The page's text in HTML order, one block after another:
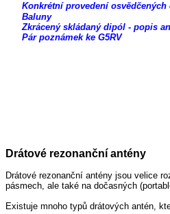
Konkrétní provedení osvědčených
Baluny
Zkrácený skládaný dipól - popis
Pár poznámek ke G5RV
Drátové rezonanční antény
Drátové rezonanční antény jsou velice
pásmech, ale také na dočasných
Existuje mnoho typů drátových antén,